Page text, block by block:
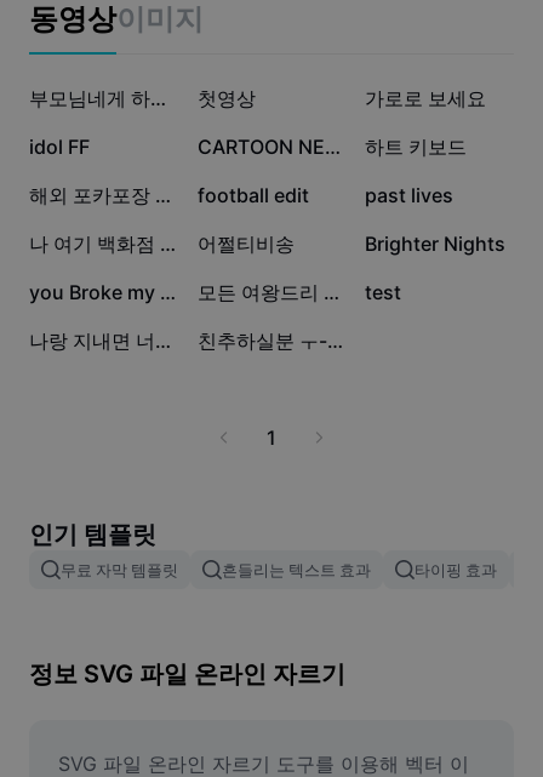
자동 캡션
이미지 배경 삭제
이미지 보정기
온라인 사진 에디터
마케팅
더 보기
산업 템플릿
요약 템플릿
보안 센터
고객 지원 센터
CapCut 서비스 약관 정보
Dreamina Seedance 2.0 Launch
동영상이미지
4.3만 부모님네게 하고 싶은 말 3.2만
첫영상 2.6만
가로로 보세요
9천
idol FF 7.5천 CARTOON NETWORK 6.3천
하트 키보드
6.2천 해외 포카포장 영상 나눔 3.4천
football edit 3.2천
past lives
1.3천 나 여기 백화점 관리자야 621
어쩔티비송 446
Brighter Nights
387 you Broke my Heart 52 모든 여왕드리 왕좌에... 33
test
20 나랑 지내면 너도 접을것 같단 소리야 12 친추하실분 ㅜ-ㅜ
1
인기 템플릿
무료 자막 템플릿 흔들리는 텍스트 효과 타이핑 효과
정보 SVG 파일 온라인 자르기
SVG 파일 온라인 자르기 도구를 이용해 벡터 이